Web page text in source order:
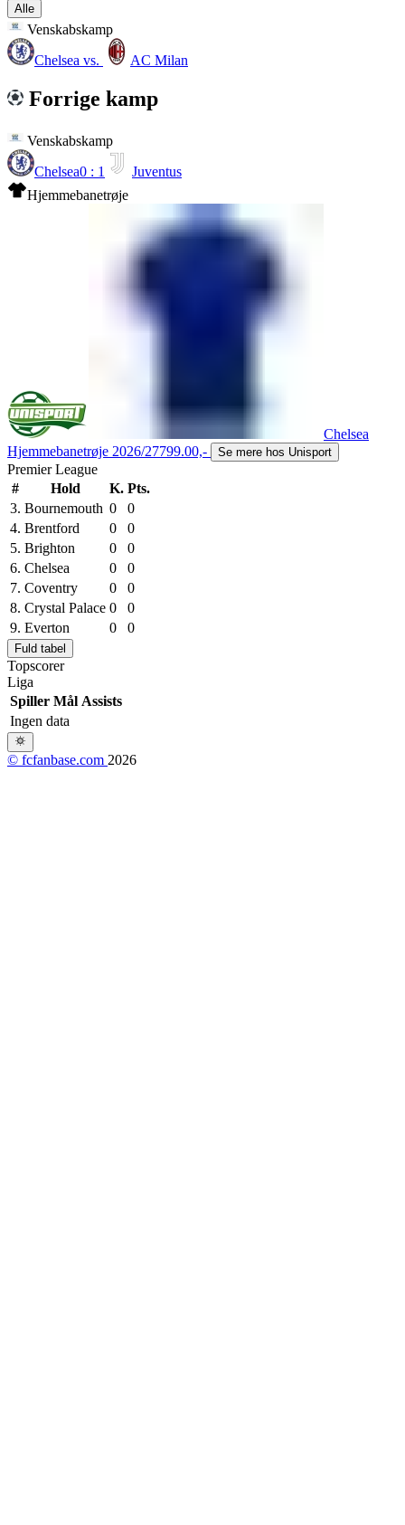
Alle
Venskabskamp
Chelsea vs. AC Milan
Forrige kamp
Venskabskamp
Chelsea0 : 1
Juventus
Hjemmebanetrøje
Chelsea
Hjemmebanetrøje 2026/27799.00,- Se mere hos Unisport
Premier League
#
Hold K. Pts.
3. Bournemouth 0
0
4. Brentford 0
0
5. Brighton 0
0
6. Chelsea 0
0
7. Coventry 0
0
8. Crystal Palace 0
0
9. Everton 0 0
Fuld tabel
Topscorer
Liga
Spiller Mål Assists
Ingen data
© fcfanbase.com 2026